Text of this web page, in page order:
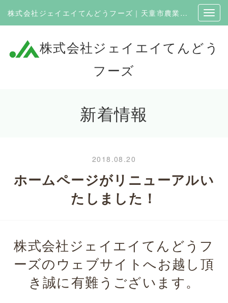
株式会社ジェイエイてんどうフーズ｜天童市農業協同組合100％出資の企業
株式会社ジェイエイてんどう
フーズ
新着情報
2018.08.20
ホームページがリニューアルい
たしました！
株式会社ジェイエイてんどうフ
ーズのウェブサイトへお越し頂
き誠に有難うございます。